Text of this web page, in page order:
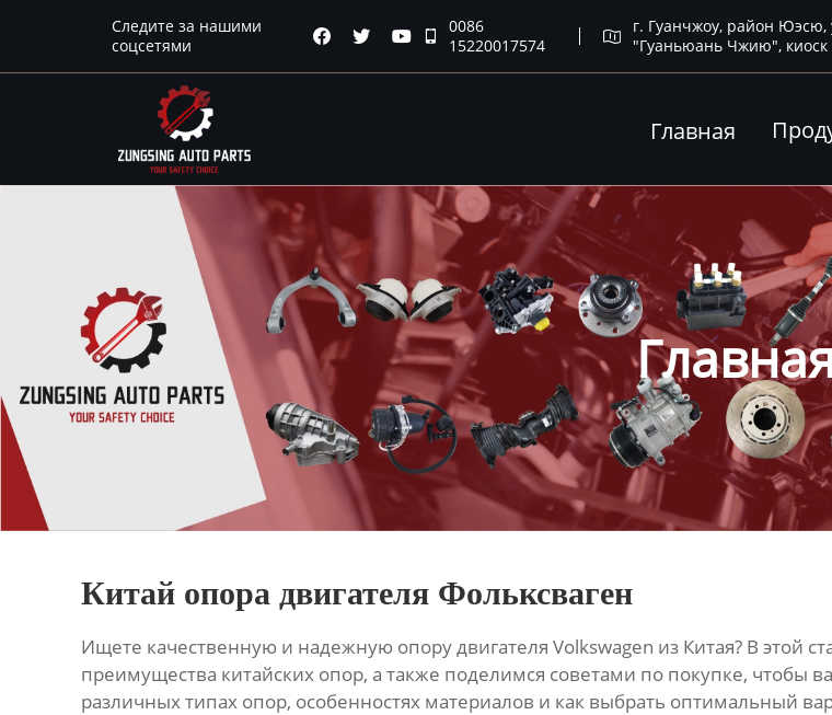
Следите за нашими
соцсетями
   
0086
15220017574

г. Гуанчжоу, район Юэсю,
"Гуаньюань Чжию", киоск
Главная
Китай опора двигателя Фольксваген
Ищете качественную и надежную опору двигателя Volkswagen из Китая? В этой
преимущества китайских опор, а также поделимся советами по покупке, чтобы
различных типах опор, особенностях материалов и как выбрать оптимальный